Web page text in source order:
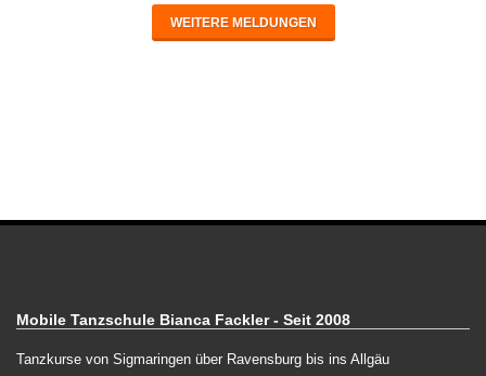
WEITERE MELDUNGEN
Mobile Tanzschule Bianca Fackler - Seit 2008
Tanzkurse von Sigmaringen über Ravensburg bis ins Allgäu